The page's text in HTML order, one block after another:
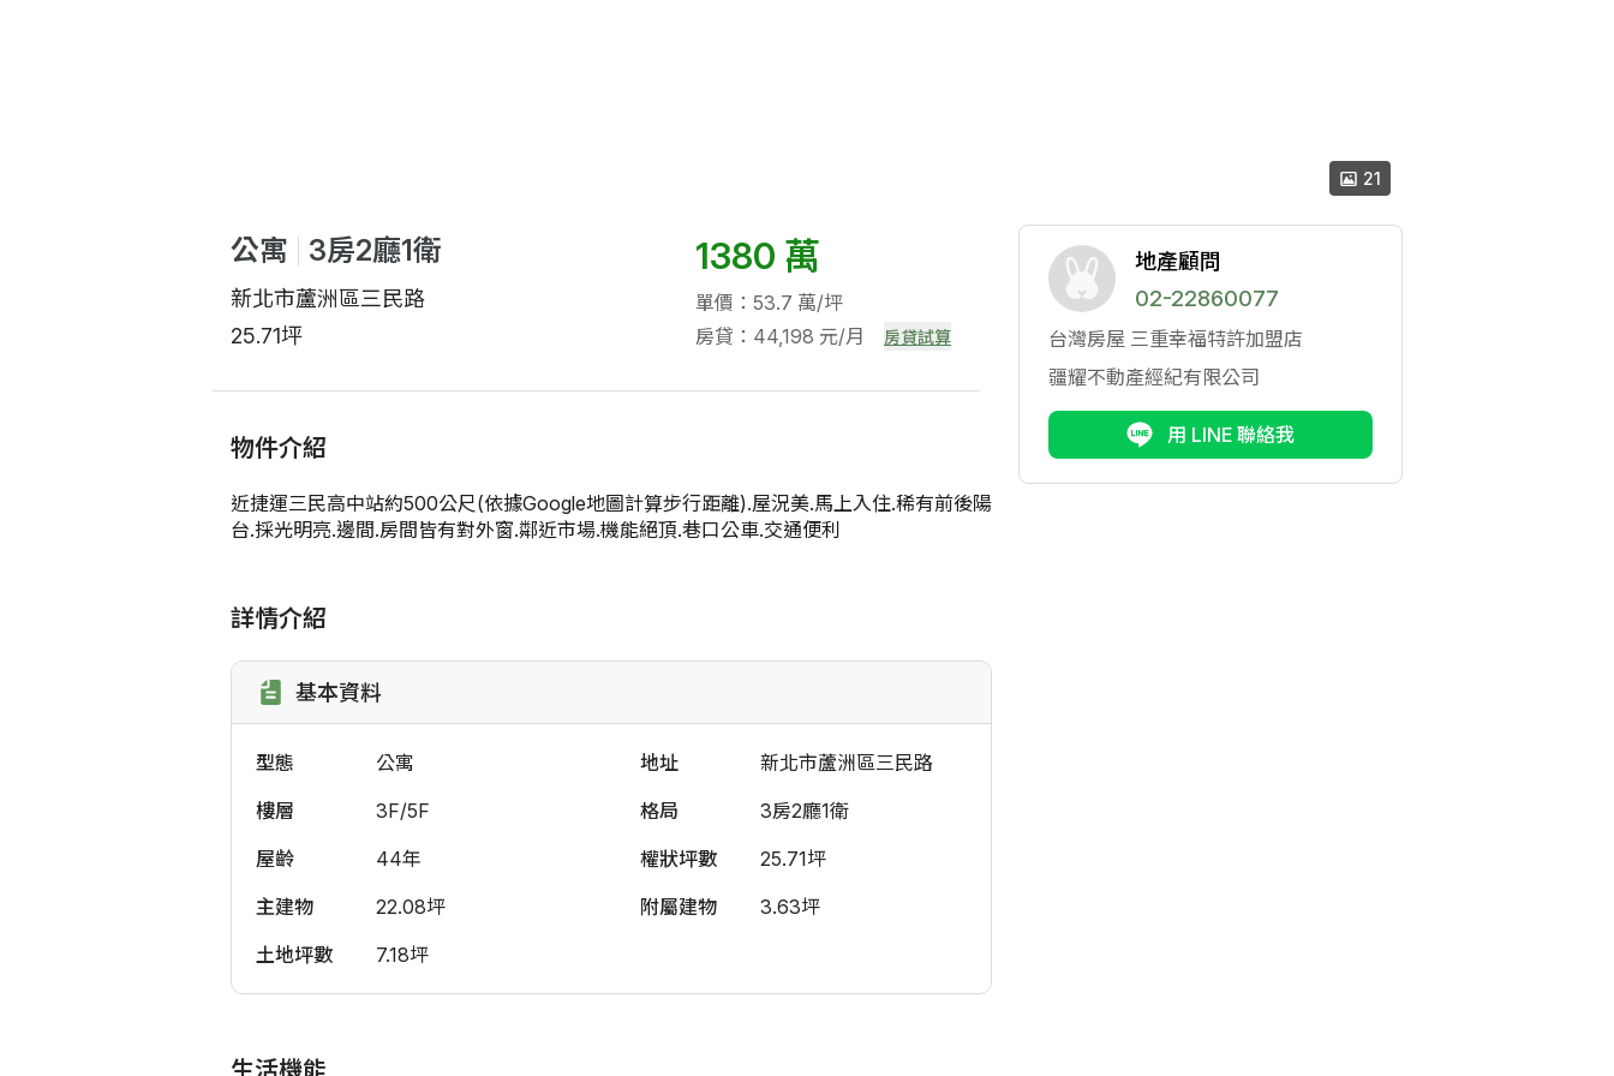
21
公寓 3房2廳1衛
新北市蘆洲區三民路
25.71坪
1380 萬
單價：53.7 萬/坪
房貸：44,198 元/月
房貸試算
物件介紹
近捷運三民高中站約500公尺(依據Google地圖計算步行距離).屋況美.馬上入住.稀有前後陽
台.採光明亮.邊間.房間皆有對外窗.鄰近市場.機能絕頂.巷口公車.交通便利
詳情介紹
基本資料
型態 公寓 地址
新北市蘆洲區三民路
樓層
3F/5F 格局
3房2廳1衛
屋齡
44年 權狀坪數
25.71坪
主建物
22.08坪 附屬建物
3.63坪
土地坪數
7.18坪
地產顧問
02-22860077
台灣房屋 三重幸福特許加盟店
疆耀不動產經紀有限公司
用 LINE 聯絡我
生活機能